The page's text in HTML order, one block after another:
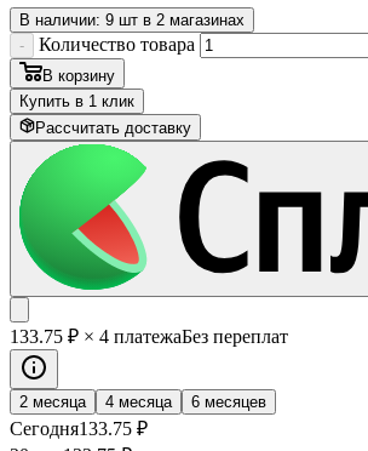
В наличии: 9 шт в 2 магазинах
-
Количество товара
В корзину
Купить в 1 клик
Рассчитать доставку
133.75 ₽ × 4 платежаБез переплат
2 месяца 4 месяца 6 месяцев
Сегодня133.75 ₽